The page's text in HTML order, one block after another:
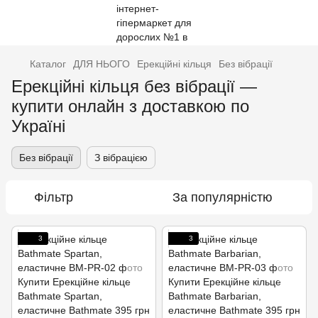
Каталог ДЛЯ НЬОГО Ерекційні кільця Без вібрації
Ерекційні кільця без вібрації —
купити онлайн з доставкою по
Україні
Без вібрації З вібрацією
Фільтр За популярністю
3 3